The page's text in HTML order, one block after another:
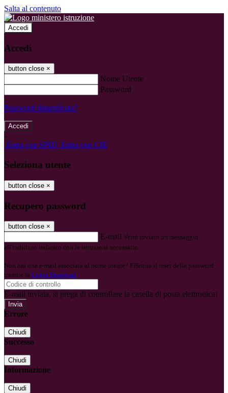
Salta al contenuto
Accedi
Accedi
button close ×
Nome Utente
Password
Password dimenticata?
-
Entra con SPID Entra con CIE
Seleziona utente
button close ×
Recupero password
button close ×
E-mail Verrà inviato un messaggio
all'indirizzo indicato con le istruzioni necessarie.
Non hai una e-mail associata al nome utente? Effettua il reset della password
tramite la Login Spaggiari
E-mail inviata, si prega di controllare la casella di posta elettronica!
Errore
Chiudi
Successo
Chiudi
Informazione
Chiudi